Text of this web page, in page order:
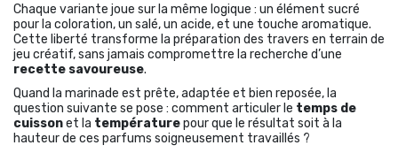
Chaque variante joue sur la même logique : un élément sucré
pour la coloration, un salé, un acide, et une touche aromatique.
Cette liberté transforme la préparation des travers en terrain de
jeu créatif, sans jamais compromettre la recherche d’une
recette savoureuse.
Quand la marinade est prête, adaptée et bien reposée, la
question suivante se pose : comment articuler le temps de
cuissonet la températurepour que le résultat soit à la
hauteur de ces parfums soigneusement travaillés ?